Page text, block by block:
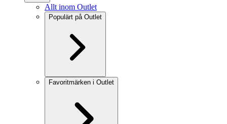
Allt inom Outlet
Populärt på Outlet
Favoritmärken i Outlet